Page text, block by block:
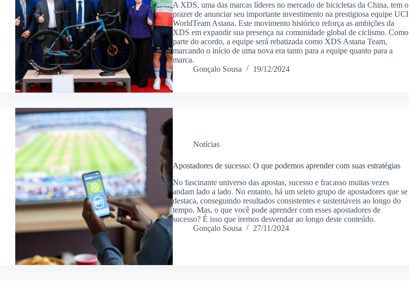
A XDS, uma das marcas líderes no mercado de bicicletas da China, tem o
prazer de anunciar seu importante investimento na prestigiosa equipe UCI
WorldTeam Astana. Este movimento histórico reforça as ambições da
XDS em expandir sua presença na comunidade global de ciclismo. Como
parte do acordo, a equipe será rebatizada como XDS Astana Team,
marcando o início de uma nova era tanto para a equipe quanto para a
marca.
Gonçalo Sousa
19/12/2024
Notícias
Apostadores de sucesso: O que podemos aprender com suas estratégias
No fascinante universo das apostas, sucesso e fracasso muitas vezes
andam lado a lado. No entanto, há um seleto grupo de apostadores que se
destaca, conseguindo resultados consistentes e sustentáveis ao longo do
tempo. Mas, o que você pode aprender com esses apostadores de
sucesso? É isso que iremos desvendar ao longo deste conteúdo.
Gonçalo Sousa
27/11/2024